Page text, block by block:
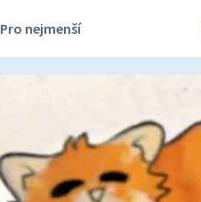
Pro nejmenší